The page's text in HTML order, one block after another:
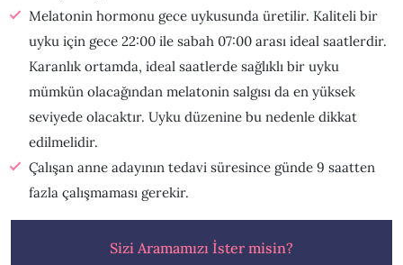
Melatonin hormonu gece uykusunda üretilir. Kaliteli bir
uyku için gece 22:00 ile sabah 07:00 arası ideal saatlerdir.
Karanlık ortamda, ideal saatlerde sağlıklı bir uyku
mümkün olacağından melatonin salgısı da en yüksek
seviyede olacaktır. Uyku düzenine bu nedenle dikkat
edilmelidir.
Çalışan anne adayının tedavi süresince günde 9 saatten
fazla çalışmaması gerekir.
Sizi Aramamızı İster misin?